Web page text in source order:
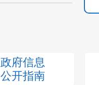
政府信息
公开指南